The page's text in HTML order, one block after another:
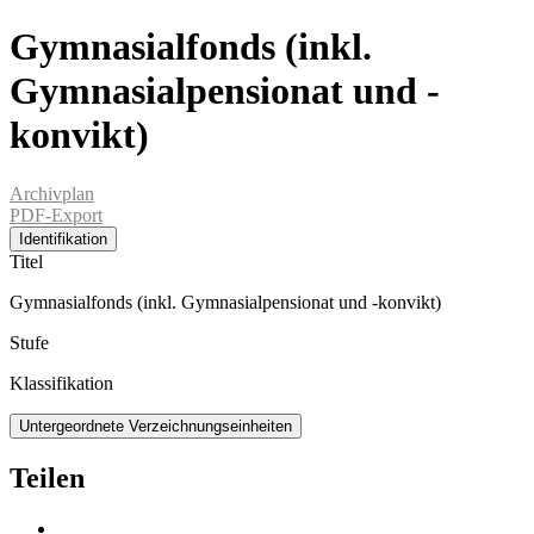
Gymnasialfonds (inkl.
Gymnasialpensionat und -
konvikt)
Archivplan
PDF-Export
Identifikation
Titel
Gymnasialfonds (inkl. Gymnasialpensionat und -konvikt)
Stufe
Klassifikation
Untergeordnete Verzeichnungseinheiten
Teilen